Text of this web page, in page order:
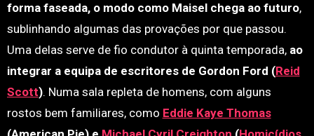
forma faseada, o modo como Maisel chega ao futuro,
sublinhando algumas das provações por que passou.
Uma delas serve de fio condutor à quinta temporada,ao
integrar a equipa de escritores de Gordon Ford (Reid
Scott). Numa sala repleta de homens, com alguns
rostos bem familiares, como Eddie Kaye Thomas